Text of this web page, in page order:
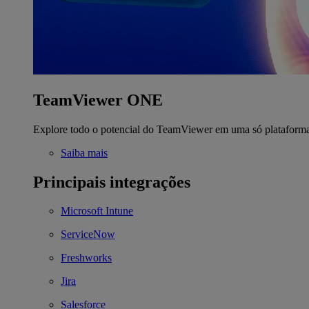
TeamViewer ONE
Explore todo o potencial do TeamViewer em uma só
Saiba mais
Principais integrações
Microsoft Intune
ServiceNow
Freshworks
Jira
Salesforce